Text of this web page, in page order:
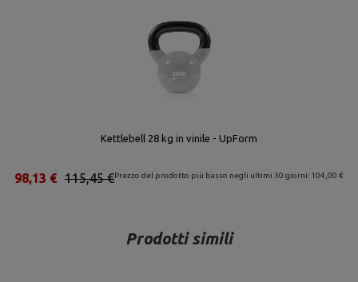
Kettlebell 28 kg in vinile - UpForm
Prezzo del prodotto più basso negli ultimi 30 giorni: 104,00 €
115,45 €
98,13 €
Prodotti simili